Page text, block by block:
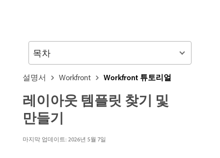
설명서 Workfront Workfront 튜토리얼
레이아웃 템플릿 찾기 및
만들기
마지막 업데이트: 2026년 5월 7일
목차